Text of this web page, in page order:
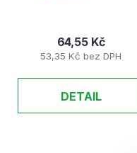
53,35 Kč bez DPH
64,55 Kč
DETAIL